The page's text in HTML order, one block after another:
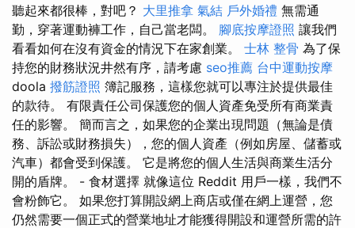
聽起來都很棒，對吧？ 大里推拿 氣結 戶外婚禮 無需通
勤，穿著運動褲工作，自己當老闆。 腳底按摩證照 讓我們
看看如何在沒有資金的情況下在家創業。 士林 整骨 為了保
持您的財務狀況井然有序，請考慮 seo推薦 台中運動按摩
doola 撥筋證照 簿記服務，這樣您就可以專注於提供最佳
的款待。 有限責任公司保護您的個人資產免受所有商業責
任的影響。 簡而言之，如果您的企業出現問題（無論是債
務、訴訟或財務損失），您的個人資產（例如房屋、儲蓄或
汽車）都會受到保護。 它是將您的個人生活與商業生活分
開的盾牌。 - 食材選擇 就像這位 Reddit 用戶一樣，我們不
會粉飾它。 如果您打算開設網上商店或僅在網上運營，您
仍然需要一個正式的營業地址才能獲得開設和運營所需的許